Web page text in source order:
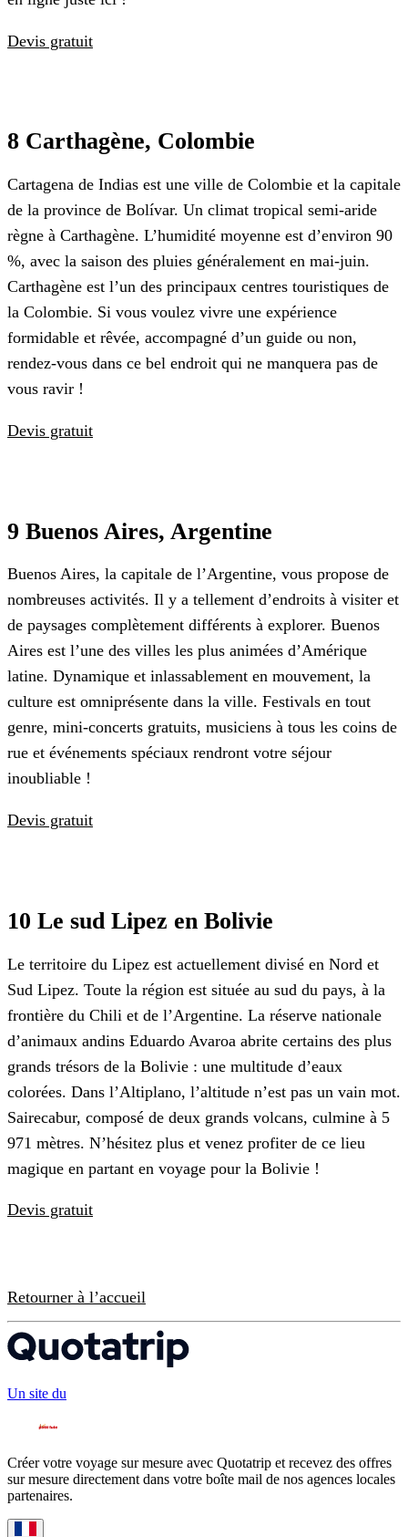
Devis gratuit
8 Carthagène, Colombie
Cartagena de Indias est une ville de Colombie et la capitale
de la province de Bolívar. Un climat tropical semi-aride
règne à Carthagène. L’humidité moyenne est d’environ 90
%, avec la saison des pluies généralement en mai-juin.
Carthagène est l’un des principaux centres touristiques de
la Colombie. Si vous voulez vivre une expérience
formidable et rêvée, accompagné d’un guide ou non,
rendez-vous dans ce bel endroit qui ne manquera pas de
vous ravir !
Devis gratuit
9 Buenos Aires, Argentine
Buenos Aires, la capitale de l’Argentine, vous propose de
nombreuses activités. Il y a tellement d’endroits à visiter et
de paysages complètement différents à explorer. Buenos
Aires est l’une des villes les plus animées d’Amérique
latine. Dynamique et inlassablement en mouvement, la
culture est omniprésente dans la ville. Festivals en tout
genre, mini-concerts gratuits, musiciens à tous les coins de
rue et événements spéciaux rendront votre séjour
inoubliable !
Devis gratuit
10 Le sud Lipez en Bolivie
Le territoire du Lipez est actuellement divisé en Nord et
Sud Lipez. Toute la région est située au sud du pays, à la
frontière du Chili et de l’Argentine. La réserve nationale
d’animaux andins Eduardo Avaroa abrite certains des plus
grands trésors de la Bolivie : une multitude d’eaux
colorées. Dans l’Altiplano, l’altitude n’est pas un vain mot.
Sairecabur, composé de deux grands volcans, culmine à 5
971 mètres. N’hésitez plus et venez profiter de ce lieu
magique en partant en voyage pour la Bolivie !
Devis gratuit
Retourner à l’accueil
Un site du
Créer votre voyage sur mesure avec Quotatrip et recevez des offres
sur mesure directement dans votre boîte mail de nos agences locales
partenaires.